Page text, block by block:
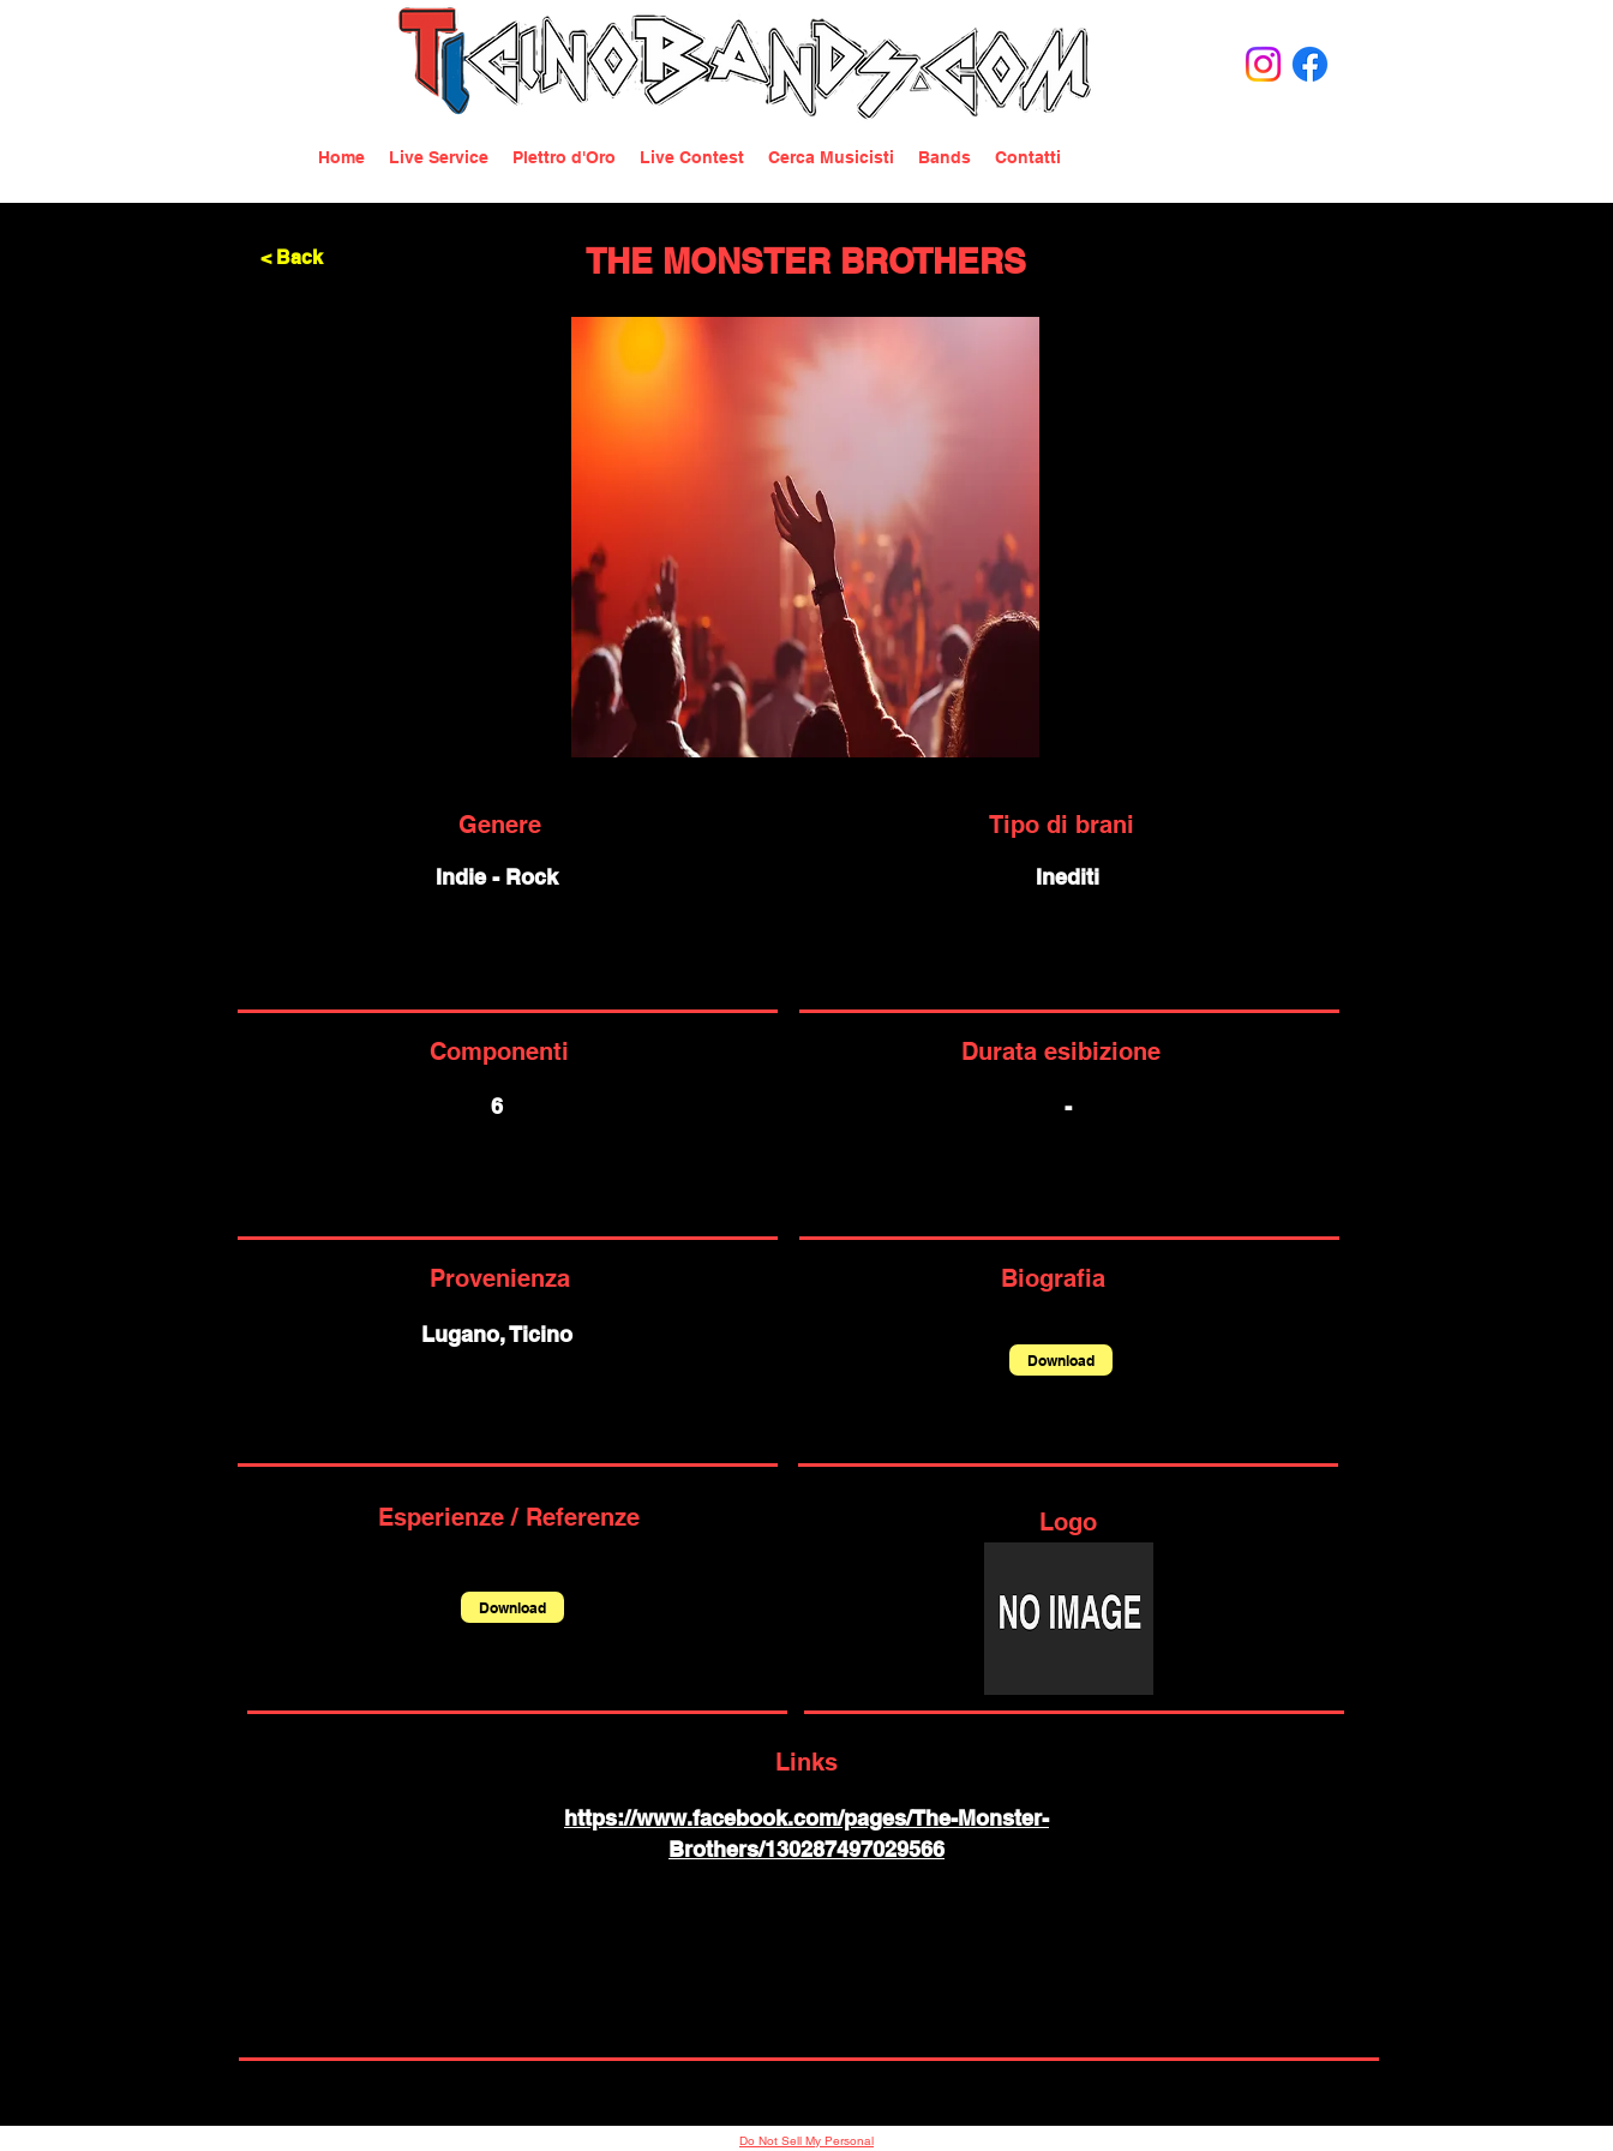
Home Live Service Plettro d'Oro Live Contest Cerca Musicisti Bands Contatti
< Back THE MONSTER BROTHERS
Genere
Componenti
Provenienza
Tipo di brani
Durata esibizione
Indie - Rock Inediti
6 -
Lugano, Ticino
Biografia
Download
Esperienze / Referenze
Download
Logo
Links
https://www.facebook.com/pages/The-Monster-
Brothers/130287497029566
Do Not Sell My Personal